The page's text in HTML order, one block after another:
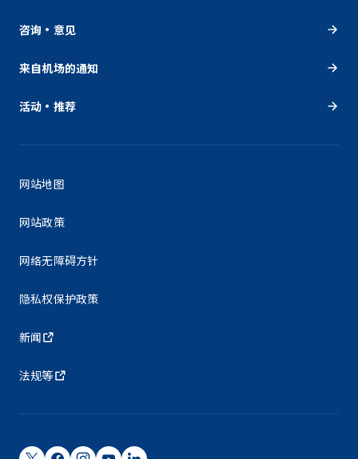
咨询・意见
来自机场的通知
活动・推荐
网站地图
网站政策
网络无障碍方针
隐私权保护政策
新闻
法规等